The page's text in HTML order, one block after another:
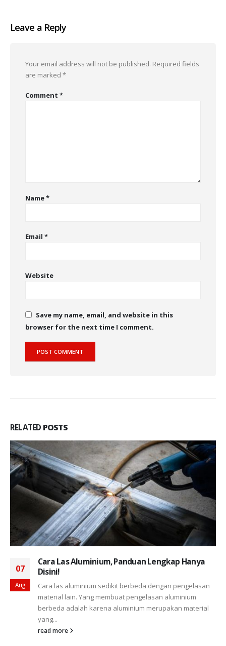
Leave a Reply
Your email address will not be published. Required fields
are marked *
Comment *
Name*
Email *
Website
Save my name, email, and website in this
browser for the next time I comment.
RELATED POSTS
07
Aug
Cara Las Aluminium, Panduan Lengkap Hanya
Disini!
Cara las aluminium sedikit berbeda dengan pengelasan
material lain. Yang membuat pengelasan aluminium
berbeda adalah karena aluminium merupakan material
yang...
read more